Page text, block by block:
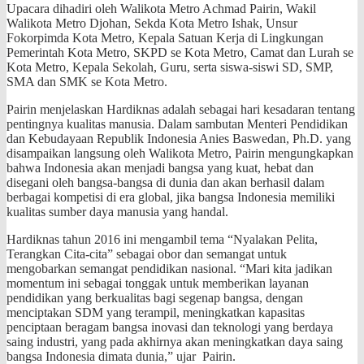
Upacara dihadiri oleh Walikota Metro Achmad Pairin, Wakil
Walikota Metro Djohan, Sekda Kota Metro Ishak, Unsur
Fokorpimda Kota Metro, Kepala Satuan Kerja di Lingkungan
Pemerintah Kota Metro, SKPD se Kota Metro, Camat dan Lurah se
Kota Metro, Kepala Sekolah, Guru, serta siswa-siswi SD, SMP,
SMA dan SMK se Kota Metro.
Pairin menjelaskan Hardiknas adalah sebagai hari kesadaran tentang
pentingnya kualitas manusia. Dalam sambutan Menteri Pendidikan
dan Kebudayaan Republik Indonesia Anies Baswedan, Ph.D. yang
disampaikan langsung oleh Walikota Metro, Pairin mengungkapkan
bahwa Indonesia akan menjadi bangsa yang kuat, hebat dan
disegani oleh bangsa-bangsa di dunia dan akan berhasil dalam
berbagai kompetisi di era global, jika bangsa Indonesia memiliki
kualitas sumber daya manusia yang handal.
Hardiknas tahun 2016 ini mengambil tema “Nyalakan Pelita,
Terangkan Cita-cita” sebagai obor dan semangat untuk
mengobarkan semangat pendidikan nasional. “Mari kita jadikan
momentum ini sebagai tonggak untuk memberikan layanan
pendidikan yang berkualitas bagi segenap bangsa, dengan
menciptakan SDM yang terampil, meningkatkan kapasitas
penciptaan beragam bangsa inovasi dan teknologi yang berdaya
saing industri, yang pada akhirnya akan meningkatkan daya saing
bangsa Indonesia dimata dunia,” ujar Pairin.